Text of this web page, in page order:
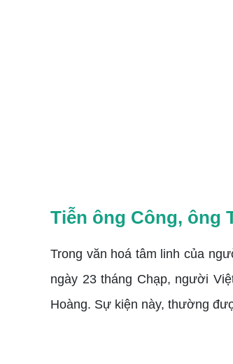
Tiễn ông Công, ông
Trong văn hoá tâm linh của
ngày 23 tháng Chạp, người
Hoàng. Sự kiện này, thường